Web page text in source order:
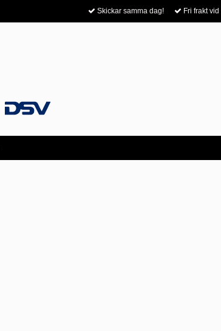
Skickar samma dag! Fri frakt